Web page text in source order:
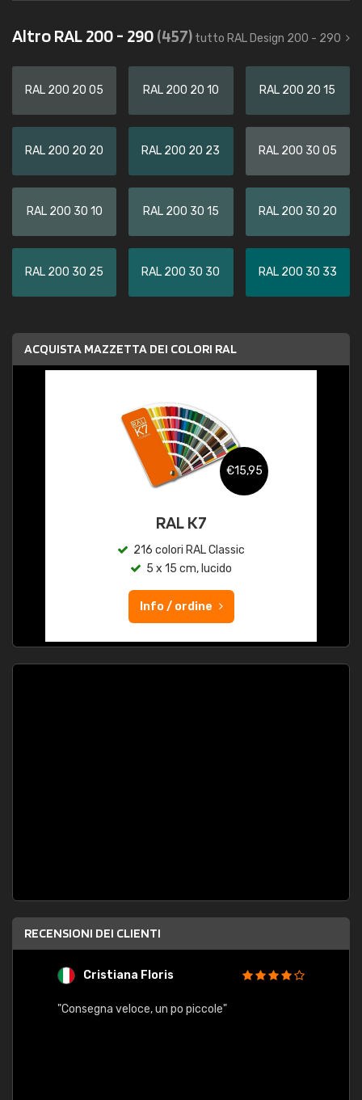
Altro RAL 200 - 290(457) tutto RAL Design 200 - 290
RAL 200 20 05 RAL 200 20 10 RAL 200 20 15
RAL 200 20 20 RAL 200 20 23 RAL 200 30 05
RAL 200 30 10 RAL 200 30 15 RAL 200 30 20
RAL 200 30 25 RAL 200 30 30 RAL 200 30 33
ACQUISTA MAZZETTA DEI COLORI RAL
€15,95
RAL K7
216 colori RAL Classic
5 x 15 cm, lucido
Info / ordine
RECENSIONI DEI CLIENTI
Cristiana Floris
"Consegna veloce, un po piccole"